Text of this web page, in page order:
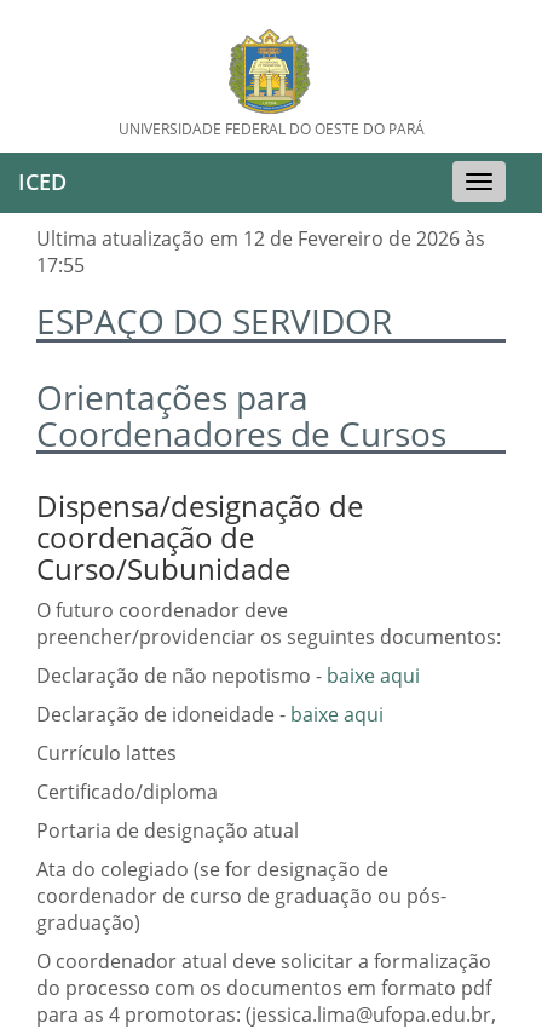
UNIVERSIDADE FEDERAL DO OESTE DO PARÁ
Toggle
ICED
Ultima atualização em 12 de Fevereiro de 2026 às
17:55
ESPAÇO DO SERVIDOR
Orientações para
Coordenadores de Cursos
Dispensa/designação de
coordenação de
Curso/Subunidade
O futuro coordenador deve
preencher/providenciar os seguintes documentos:
Declaração de não nepotismo - baixe aqui
Declaração de idoneidade - baixe aqui
Currículo lattes
Certificado/diploma
Portaria de designação atual
Ata do colegiado (se for designação de
coordenador de curso de graduação ou pós-
graduação)
O coordenador atual deve solicitar a formalização
do processo com os documentos em formato pdf
para as 4 promotoras: (jessica.lima@ufopa.edu.br,